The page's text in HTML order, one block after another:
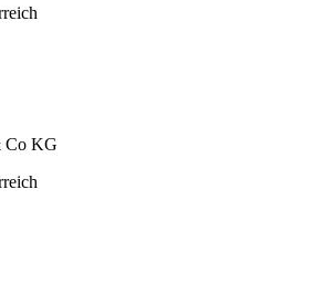
Co KG